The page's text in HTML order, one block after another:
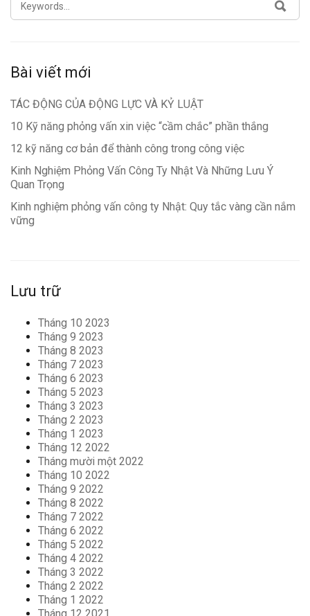
FOR:
Bài viết mới
TÁC ĐỘNG CỦA ĐỘNG LỰC VÀ KỶ LUẬT
10 Kỹ năng phỏng vấn xin việc “cầm chắc” phần thắng
12 kỹ năng cơ bản để thành công trong công việc
Kinh Nghiệm Phỏng Vấn Công Ty Nhật Và Những Lưu Ý
Quan Trọng
Kinh nghiệm phỏng vấn công ty Nhật: Quy tắc vàng cần nắm
vững
Lưu trữ
Tháng 10 2023
Tháng 9 2023
Tháng 8 2023
Tháng 7 2023
Tháng 6 2023
Tháng 5 2023
Tháng 3 2023
Tháng 2 2023
Tháng 1 2023
Tháng 12 2022
Tháng mười một 2022
Tháng 10 2022
Tháng 9 2022
Tháng 8 2022
Tháng 7 2022
Tháng 6 2022
Tháng 5 2022
Tháng 4 2022
Tháng 3 2022
Tháng 2 2022
Tháng 1 2022